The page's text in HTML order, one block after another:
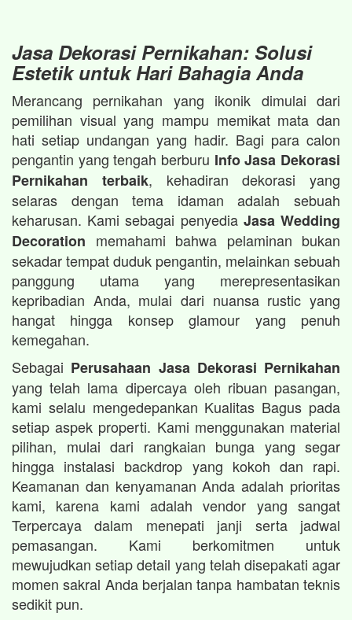
Jasa Dekorasi Pernikahan: Solusi
Estetik untuk Hari Bahagia Anda
Merancang pernikahan yang ikonik dimulai dari
pemilihan visual yang mampu memikat mata dan
hati setiap undangan yang hadir. Bagi para calon
pengantin yang tengah berburu Info Jasa Dekorasi
Pernikahan terbaik, kehadiran dekorasi yang
selaras dengan tema idaman adalah sebuah
keharusan. Kami sebagai penyedia Jasa Wedding
Decoration memahami bahwa pelaminan bukan
sekadar tempat duduk pengantin, melainkan sebuah
panggung utama yang merepresentasikan
kepribadian Anda, mulai dari nuansa rustic yang
hangat hingga konsep glamour yang penuh
kemegahan.
Sebagai Perusahaan Jasa Dekorasi Pernikahan
yang telah lama dipercaya oleh ribuan pasangan,
kami selalu mengedepankan Kualitas Bagus pada
setiap aspek properti. Kami menggunakan material
pilihan, mulai dari rangkaian bunga yang segar
hingga instalasi backdrop yang kokoh dan rapi.
Keamanan dan kenyamanan Anda adalah prioritas
kami, karena kami adalah vendor yang sangat
Terpercaya dalam menepati janji serta jadwal
pemasangan. Kami berkomitmen untuk
mewujudkan setiap detail yang telah disepakati agar
momen sakral Anda berjalan tanpa hambatan teknis
sedikit pun.